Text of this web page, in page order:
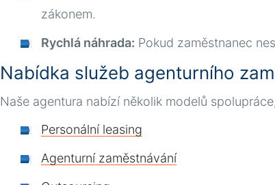
zákonem.
Rychlá náhrada: Pokud zaměstnanec
Nabídka služeb agenturního
Naše agentura nabízí několik modelů
Personální leasing
Agenturní zaměstnávání